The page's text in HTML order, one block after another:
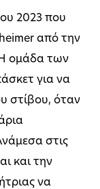
2023 που
από την
ομάδα των
για να
στίβου, όταν
στις
και την
να